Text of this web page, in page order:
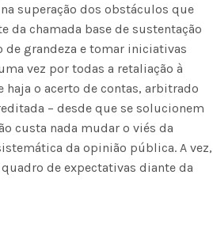
superação dos obstáculos que
da chamada base de sustentação
de grandeza e tomar iniciativas
vez por todas a retaliação à
haja o acerto de contas, arbitrado
– desde que se solucionem
custa nada mudar o viés da
da opinião pública. A vez,
de expectativas diante da